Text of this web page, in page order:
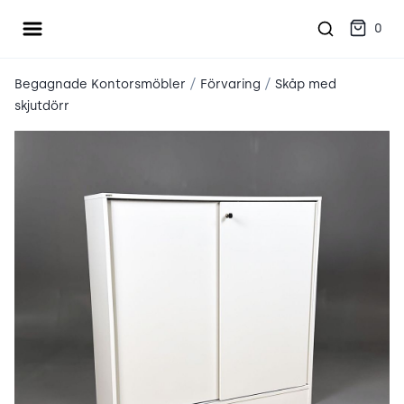
Öppna meny 0
Begagnade Kontorsmöbler / Förvaring / Skåp med
skjutdörr